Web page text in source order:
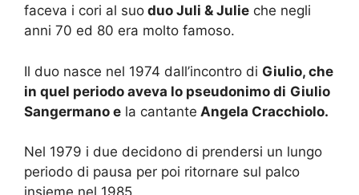
faceva i cori al suo duo Juli & Julie che negli
anni 70 ed 80 era molto famoso.
Il duo nasce nel 1974 dall’incontro di Giulio, che
in quel periodo aveva lo pseudonimo di Giulio
Sangermano e la cantante Angela Cracchiolo.
Nel 1979 i due decidono di prendersi un lungo
periodo di pausa per poi ritornare sul palco